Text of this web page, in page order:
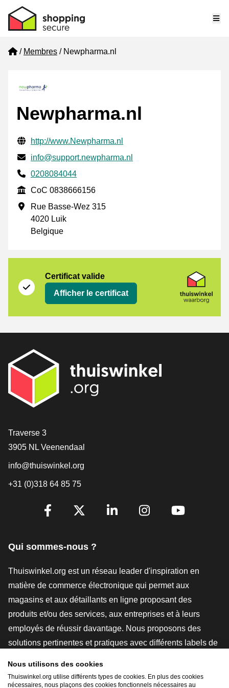
Home
Membres Newpharma.nl
Newpharma.nl
Informations de contact vérifiées
Website URL
http://www.Newpharma.nl
E-mail
info@support.newpharma.nl
Phone number
0208084044
CoC
CoC 0838666156
Adresse professionnelle
Rue Basse-Wez 315
4020 Luik
Belgique
Certificat valide
Afficher le certificat
[_General:Contact]
Traverse 3
3905 NL Veenendaal
info@thuiswinkel.org
+31 (0)318 64 85 75
[_General:SocialMediaTitle]
Qui sommes-nous ?
Thuiswinkel.org est un réseau leader d'inspiration en
matière de commerce électronique qui permet aux
magasins et aux détaillants en ligne proposant des
produits et/ou des services, aux entreprises et à leurs
employés de réussir davantage. Nous proposons des
solutions pertinentes et pratiques avec différents labels de
conseils juridiques, des actions de sensibilisation, des
études de marché, et nous disposons de notre propre
Nous utilisons des cookies
Thuiswinkel.org utilise différents types de cookies. En plus des cookies
nécessaires, nous plaçons des cookies fonctionnels nécessaires au